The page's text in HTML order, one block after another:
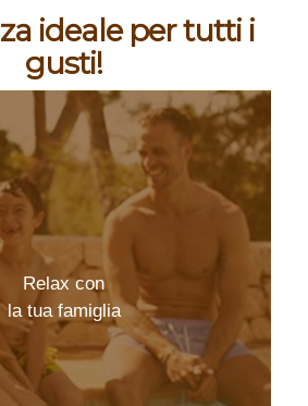
ideale per tutti i
gusti!
Relax con
la tua famiglia